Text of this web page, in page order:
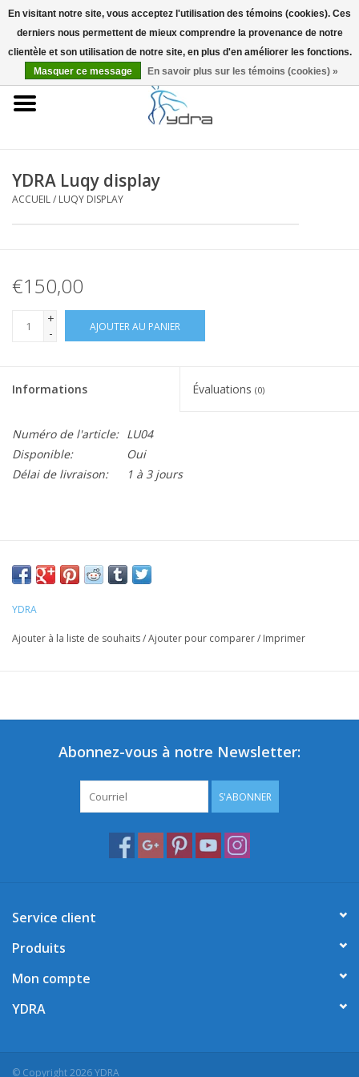
EUR
Accueil
YDRA Luqy display
ACCUEIL/ LUQY DISPLAY
€150,00
+
-
AJOUTER AU PANIER
Informations Évaluations (0)
Numéro de l'article: LU04
Disponible:
Oui
Délai de livraison:
1 à 3 jours
YDRA
Ajouter à la liste de souhaits/Ajouter pour comparer/ Imprimer
Abonnez-vous à notre Newsletter:
S'ABONNER
Service client
Produits
Mon compte
YDRA
© Copyright 2026 YDRA
En visitant notre site, vous acceptez l'utilisation des témoins (cookies). Ces
derniers nous permettent de mieux comprendre la provenance de notre
clientèle et son utilisation de notre site, en plus d'en améliorer les fonctions.
Masquer ce message
En savoir plus sur les témoins (cookies) »